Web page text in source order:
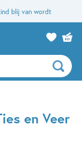
blij van wordt
en Veer